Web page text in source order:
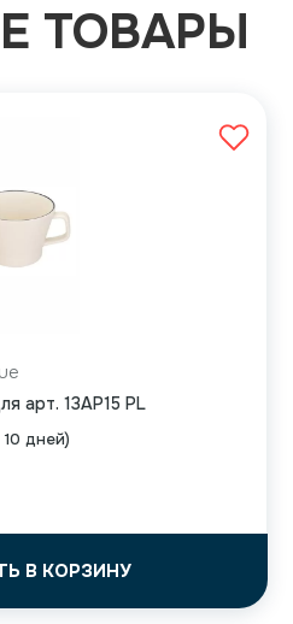
ТОВАРЫ
дней)
арт. 13AP15 PL
В КОРЗИНУ